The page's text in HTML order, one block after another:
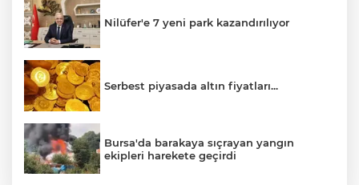
Nilüfer'e 7 yeni park kazandırılıyor
Serbest piyasada altın fiyatları...
Bursa'da barakaya sıçrayan yangın
ekipleri harekete geçirdi